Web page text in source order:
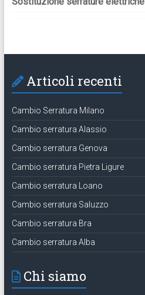
Articoli recenti
Cambio Serratura Milano
Cambio serratura Alassio
Cambio serratura Genova
Cambio serratura Pietra Ligure
Cambio serratura Loano
Cambio serratura Saluzzo
Cambio serratura Bra
Cambio serratura Alba
Chi siamo